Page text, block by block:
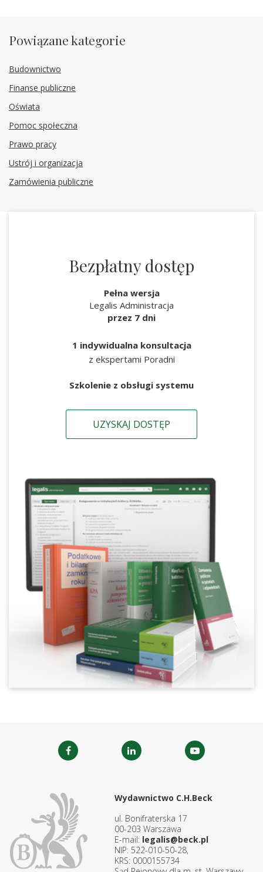
Powiązane kategorie
Budownictwo
Finanse publiczne
Oświata
Pomoc społeczna
Prawo pracy
Ustrój i organizacja
Zamówienia publiczne
Bezpłatny dostęp
Pełna wersja
Legalis Administracja
przez 7 dni
1 indywidualna konsultacja
z ekspertami Poradni
Szkolenie z obsługi systemu
UZYSKAJ DOSTĘP
Wydawnictwo C.H.Beck
ul. Bonifraterska 17
00-203 Warszawa
E-mail: legalis@beck.pl
NIP: 522-010-50-28,
KRS: 0000155734